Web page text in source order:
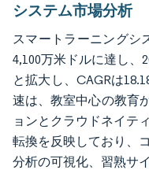
システム市場分析
スマートラーニングシ
4,100万米ドルに達し、
と拡大し、CAGRは
速は、教室中心の教育
ョンとクラウドネイテ
転換を反映しており、
分析の可視化、習熟サ